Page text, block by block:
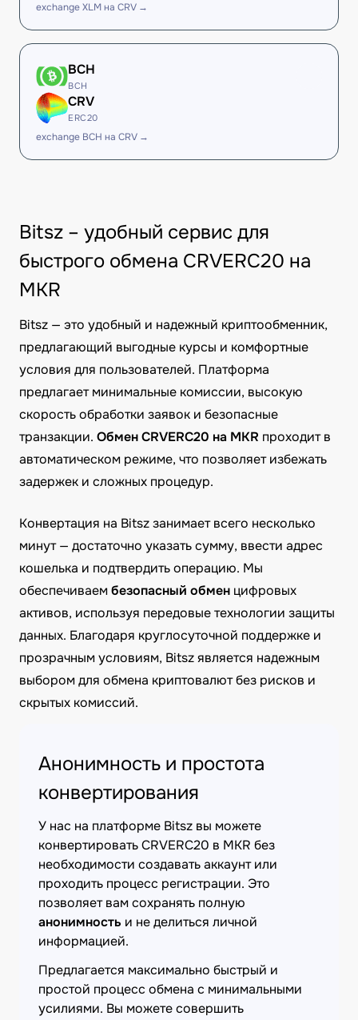
exchange XLM на CRV →
BCH
BCH
CRV
ERC20
exchange BCH на CRV →
Bitsz – удобный сервис для
быстрого обмена CRVERC20 на
MKR
Bitsz — это удобный и надежный криптообменник,
предлагающий выгодные курсы и комфортные
условия для пользователей. Платформа
предлагает минимальные комиссии, высокую
скорость обработки заявок и безопасные
транзакции. Обмен CRVERC20 на MKR проходит в
автоматическом режиме, что позволяет избежать
задержек и сложных процедур.
Конвертация на Bitsz занимает всего несколько
минут — достаточно указать сумму, ввести адрес
кошелька и подтвердить операцию. Мы
обеспечиваембезопасный обмен цифровых
активов, используя передовые технологии защиты
данных. Благодаря круглосуточной поддержке и
прозрачным условиям, Bitsz является надежным
выбором для обмена криптовалют без рисков и
скрытых комиссий.
Анонимность и простота
конвертирования
У нас на платформе Bitsz вы можете
конвертировать CRVERC20 в MKR без
необходимости создавать аккаунт или
проходить процесс регистрации. Это
позволяет вам сохранять полную
анонимность и не делиться личной
информацией.
Предлагается максимально быстрый и
простой процесс обмена с минимальными
усилиями. Вы можете совершить